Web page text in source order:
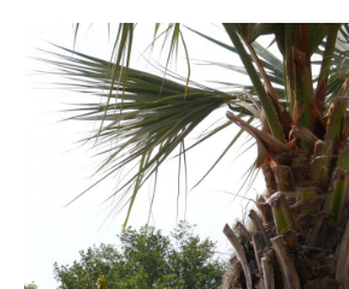
Contact
Coordonnées et accès
Formulaire de contact
Documentations
Actualités